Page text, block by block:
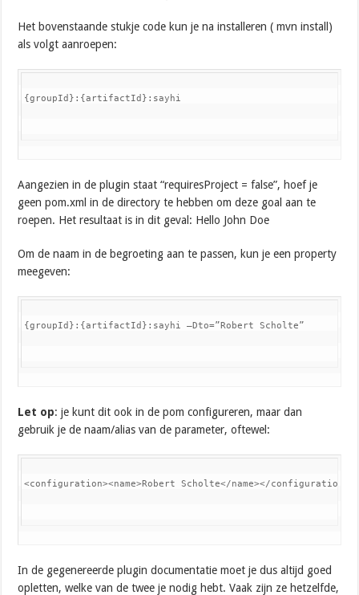
Het bovenstaande stukje code kun je na installeren ( mvn install)
als volgt aanroepen:
{groupId}:{artifactId}:sayhi
Aangezien in de plugin staat “requiresProject = false”, hoef je
geen pom.xml in de directory te hebben om deze goal aan te
roepen. Het resultaat is in dit geval: Hello John Doe
Om de naam in de begroeting aan te passen, kun je een property
meegeven:
{groupId}:{artifactId}:sayhi –Dto=”Robert Scholte”
Let op: je kunt dit ook in de pom configureren, maar dan
gebruik je de naam/alias van de parameter, oftewel:
<configuration><name>Robert Scholte</name></configuration>
In de gegenereerde plugin documentatie moet je dus altijd goed
opletten, welke van de twee je nodig hebt. Vaak zijn ze hetzelfde,